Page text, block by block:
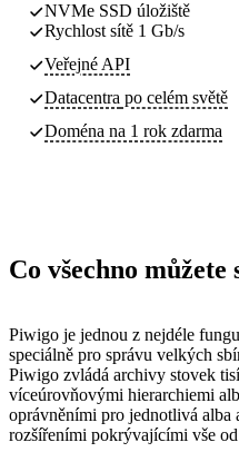
NVMe SSD úložiště
Rychlost sítě 1 Gb/s
Veřejné API
Datacentra po celém světě
Doména na 1 rok zdarma
Co všechno
Piwigo je jednou z nejdéle
speciálně pro správu velkých
Piwigo zvládá archivy stovek
víceúrovňovými hierarchiemi
oprávněními pro jednotlivá alba
rozšířeními pokrývajícími vše